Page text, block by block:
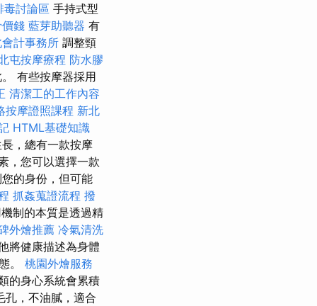
毒討論區 手持式型
錢 藍芽助聽器 有
計事務所 調整頸
屯按摩療程 防水膠
有些按摩器採用
清潔工的工作內容
按摩證照課程 新北
HTML基礎知識
，總有一款按摩
，您可以選擇一款
的身份，但可能
抓姦蒐證流程 撥
制的本質是透過精
外燴推薦 冷氣清洗
將健康描述為身體
。 桃園外燴服務
的身心系統會累積
孔，不油膩，適合